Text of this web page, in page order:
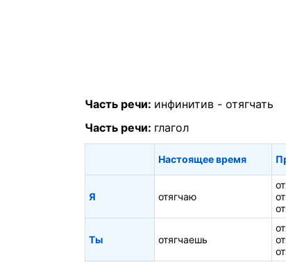
Часть речи: инфинитив - отягчать
Часть речи: глагол
Настоящее время
Я отягчаю
Ты отягчаешь